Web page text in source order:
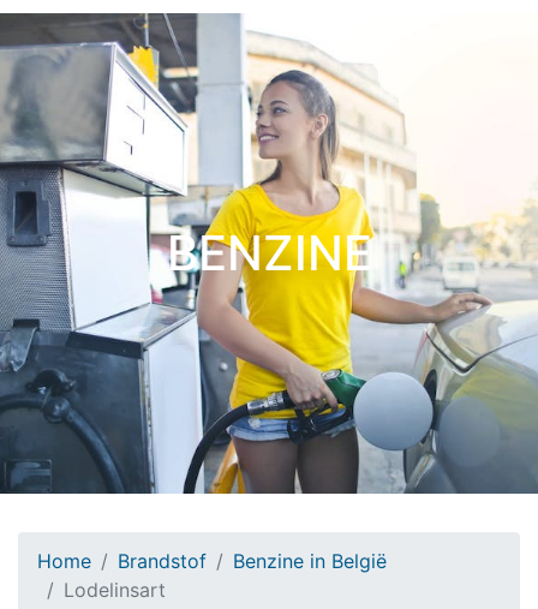
BENZINE
Home Brandstof
Benzine in België
Lodelinsart